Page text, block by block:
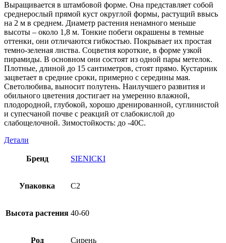
Выращивается в штамбовой форме. Она представляет собой
среднерослый прямой куст округлой формы, растущий ввысь
на 2 м в среднем. Диаметр растения ненамного меньше
высоты – около 1,8 м. Тонкие побеги окрашены в темные
оттенки, они отличаются гибкостью. Покрывает их простая
темно-зеленая листва. Соцветия короткие, в форме узкой
пирамиды. В основном они состоят из одной пары метелок.
Плотные, длиной до 15 сантиметров, стоят прямо. Кустарник
зацветает в средние сроки, примерно с середины мая.
Светолюбива, выносит полутень. Наилучшего развития и
обильного цветения достигает на умеренно влажной,
плодородной, глубокой, хорошо дренированной, суглинистой
и супесчаной почве с реакций от слабокислой до
слабощелочной. Зимостойкость: до -40С.
Детали
Бренд SIENICKI
Упаковка C2
Высота растения 40-60
Род Сирень